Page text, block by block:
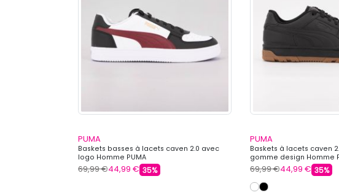
PUMA
Baskets basses à lacets caven 2.0 avec
logo Homme PUMA
69,99 €44,99 € 35%
PUMA
Baskets à lacets caven
gomme design Homme
69,99 €44,99 € 35%